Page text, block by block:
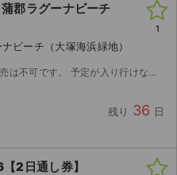
郡ラグーナビーチ
ビーチ（大塚海浜緑地）
ったためお安くしてお譲り致します。 ご興味のある方ぜひ。
残り 36 日
1
2日通し券】